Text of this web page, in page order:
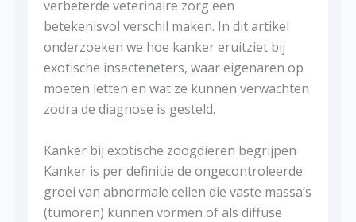
verbeterde veterinaire zorg een
betekenisvol verschil maken. In dit artikel
onderzoeken we hoe kanker eruitziet bij
exotische insecteneters, waar eigenaren op
moeten letten en wat ze kunnen verwachten
zodra de diagnose is gesteld.
Kanker bij exotische zoogdieren begrijpen
Kanker is per definitie de ongecontroleerde
groei van abnormale cellen die vaste massa’s
(tumoren) kunnen vormen of als diffuse